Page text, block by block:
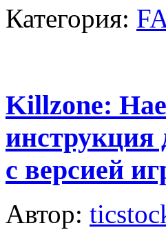
Категория:
Killzone:
инструкция
с версией
Автор: